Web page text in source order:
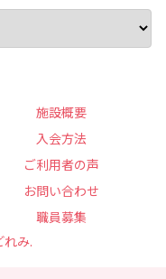
施設概要
入会方法
ご利用者の声
お問い合わせ
職員募集
み.